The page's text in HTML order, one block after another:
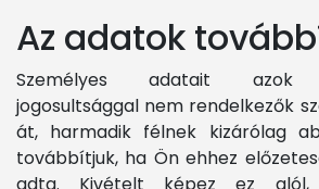
Az adatok
Személyes adatait azok
jogosultsággal nem rendelkezők
át, harmadik félnek kizárólag
továbbítjuk, ha Ön ehhez